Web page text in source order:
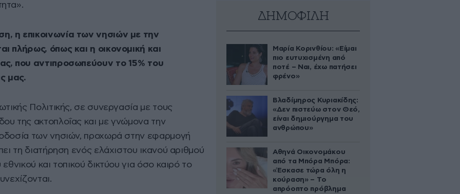
η επικοινωνία των νησιών με την
πλήρως, όπως και η οικονομική και
που αντιπροσωπεύουν το 15% του
μας.
Πολιτικής, σε συνεργασία με τους
της ακτοπλοΐας και με γνώμονα την
των νησιών, προχωρά στην εφαρμογή
τη διατήρηση ενός ελάχιστου ικανού αριθμού
και τοπικού δικτύου για όσο καιρό το
ΔΗΜΟΦΙΛΗ
Μαρία Κορινθίου: «Είμαι
πιο ευτυχισμένη από
ποτέ – Ναι, έχω πατήσει
φρένο»
Βλαδίμηρος Κυριακίδης:
«Δεν πιστεύω στον Θεό,
είναι δημιούργημα του
ανθρώπου»
Αθηνά Οικονομάκου
από τα Μπόρα Μπόρα:
«Έσκασε τώρα όλη η
κούραση» – Το
απρόοπτο πρόβλημα